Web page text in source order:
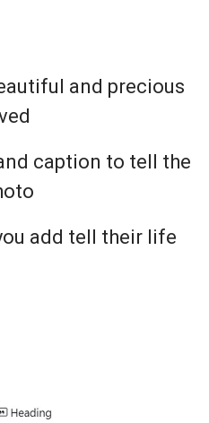
and precious
caption to tell the
add tell their life